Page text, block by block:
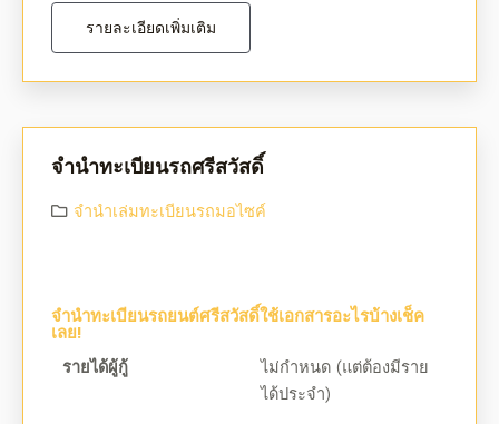
รายละเอียดเพิ่มเติม
จํานําทะเบียนรถศรีสวัสดิ์
จํานําเล่มทะเบียนรถมอไซค์
จํานําทะเบียนรถยนต์ศรีสวัสดิ์ใช้เอกสารอะไรบ้างเช็ค
เลย!
รายได้ผู้กู้
ไม่กำหนด (แต่ต้องมีราย
ได้ประจำ)